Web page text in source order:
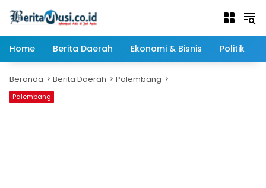
Home
Berita Daerah Ekonomi & Bisnis Politik
Beranda Berita Daerah Palembang
Palembang